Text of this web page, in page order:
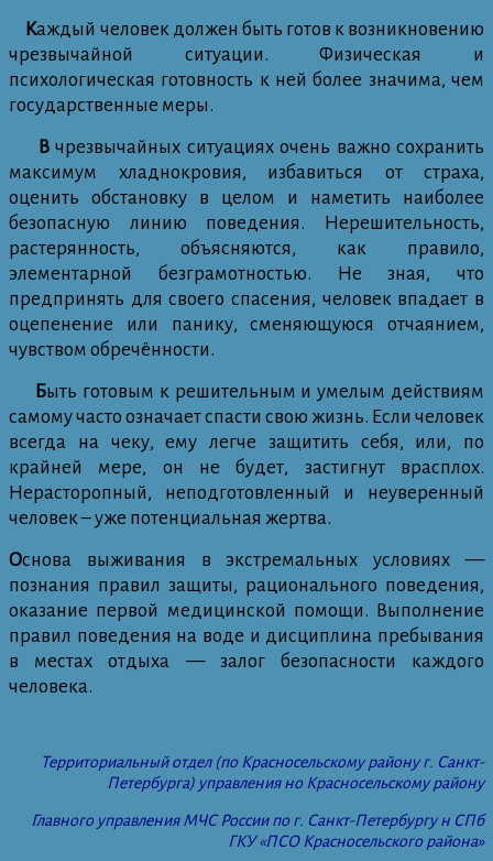
Каждый человек должен быть готов к возникновению
чрезвычайной ситуации. Физическая и
психологическая готовность к ней более значима, чем
государственные меры.
В чрезвычайных ситуациях очень важно сохранить
максимум хладнокровия, избавиться от страха,
оценить обстановку в целом и наметить наиболее
безопасную линию поведения. Нерешительность,
растерянность, объясняются, как правило,
элементарной безграмотностью. Не зная, что
предпринять для своего спасения, человек впадает в
оцепенение или панику, сменяющуюся отчаянием,
чувством обречённости.
Быть готовым к решительным и умелым действиям
самому часто означает спасти свою жизнь. Если человек
всегда на чеку, ему легче защитить себя, или, по
крайней мере, он не будет, застигнут врасплох.
Нерасторопный, неподготовленный и неуверенный
человек – уже потенциальная жертва.
Основа выживания в экстремальных условиях —
познания правил защиты, рационального поведения,
оказание первой медицинской помощи. Выполнение
правил поведения на воде и дисциплина пребывания
в местах отдыха — залог безопасности каждого
человека.
Территориальный отдел (по Красносельскому району г. Санкт-
Петербурга) управления но Красносельскому району
Главного управления МЧС России по г. Санкт-Петербургу н СПб
ГКУ «ПСО Красносельского района»